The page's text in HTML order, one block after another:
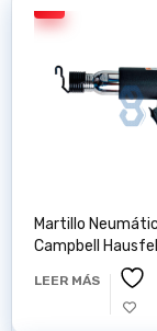
Martillo
Campbell
LEER MÁS